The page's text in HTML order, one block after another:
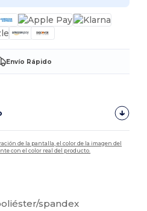
Envío Rápido
de la pantalla, el color de la imagen del
con el color real del producto.
spandex